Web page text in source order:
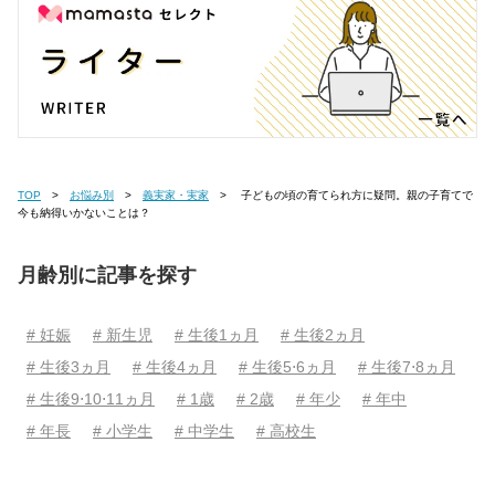
TOP お悩み別 義実家・実家
今も納得いかないことは？
月齢別に記事を探す
# 妊娠 # 新生児 # 生後1ヵ月
# 生後2ヵ月
# 生後3ヵ月
# 生後4ヵ月 # 生後5⋅6ヵ月
# 生後7⋅8ヵ月
# 生後9⋅10⋅11ヵ月
# 1歳 # 2歳 # 年少
# 年中
# 年長
# 小学生 # 中学生 # 高校生